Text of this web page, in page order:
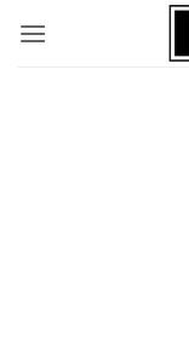
atla